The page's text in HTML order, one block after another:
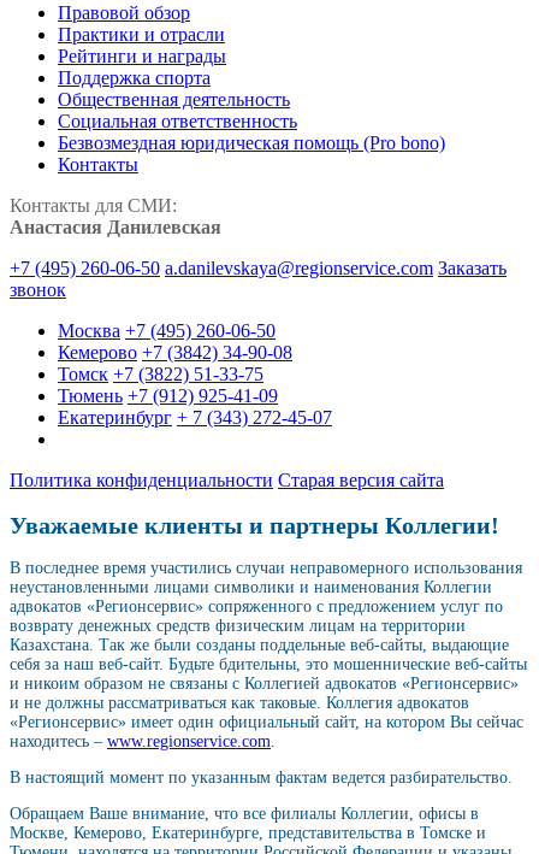
Правовой обзор
Практики и отрасли
Рейтинги и награды
Поддержка спорта
Общественная деятельность
Социальная ответственность
Безвозмездная юридическая помощь (Pro bono)
Контакты
Контакты для СМИ:
Анастасия Данилевская
+7 (495) 260-06-50 a.danilevskaya@regionservice.com Заказать
звонок
Москва +7 (495) 260-06-50
Кемерово +7 (3842) 34-90-08
Томск +7 (3822) 51-33-75
Тюмень +7 (912) 925-41-09
Екатеринбург + 7 (343) 272-45-07
Политика конфиденциальности Старая версия сайта
Уважаемые клиенты и партнеры Коллегии!
В последнее время участились случаи неправомерного использования
неустановленными лицами символики и наименования Коллегии
адвокатов «Регионсервис» сопряженного с предложением услуг по
возврату денежных средств физическим лицам на территории
Казахстана. Так же были созданы поддельные веб-сайты, выдающие
себя за наш веб-сайт. Будьте бдительны, это мошеннические веб-сайты
и никоим образом не связаны с Коллегией адвокатов «Регионсервис»
и не должны рассматриваться как таковые. Коллегия адвокатов
«Регионсервис» имеет один официальный сайт, на котором Вы сейчас
находитесь – www.regionservice.com
В настоящий момент по указанным фактам ведется разбирательство.
Обращаем Ваше внимание, что все филиалы Коллегии, офисы в
Москве, Кемерово, Екатеринбурге, представительства в Томске и